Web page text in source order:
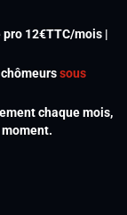
12€TTC/mois |
sous
chaque mois,